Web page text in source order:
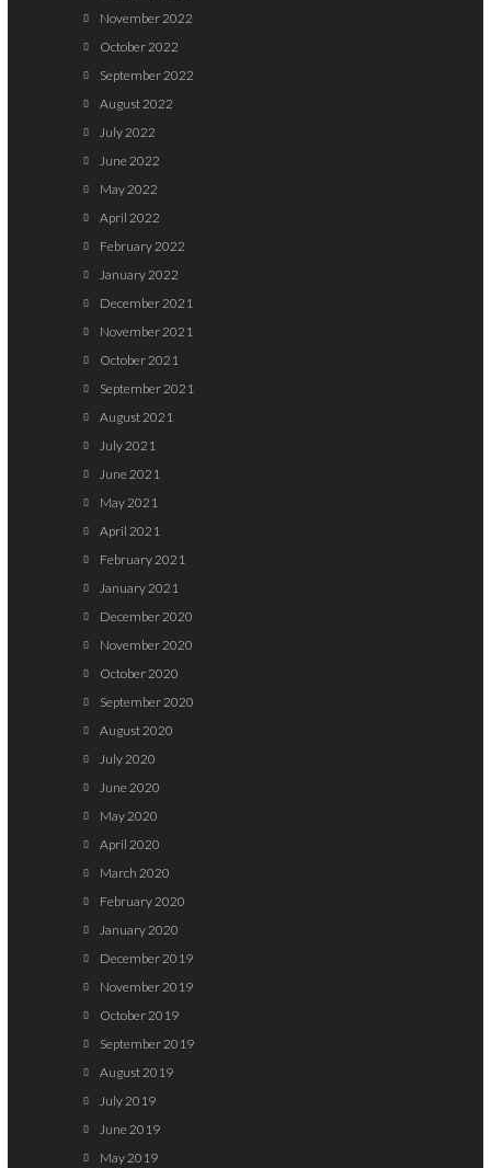
November 2022
October 2022
September 2022
August 2022
July 2022
June 2022
May 2022
April 2022
February 2022
January 2022
December 2021
November 2021
October 2021
September 2021
August 2021
July 2021
June 2021
May 2021
April 2021
February 2021
January 2021
December 2020
November 2020
October 2020
September 2020
August 2020
July 2020
June 2020
May 2020
April 2020
March 2020
February 2020
January 2020
December 2019
November 2019
October 2019
September 2019
August 2019
July 2019
June 2019
May 2019